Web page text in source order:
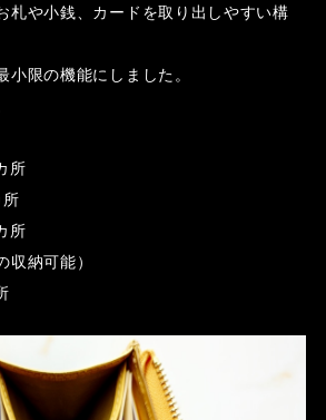
札や小銭、カードを取り出しやすい構
小限の機能にしました。
所
所
収納可能）